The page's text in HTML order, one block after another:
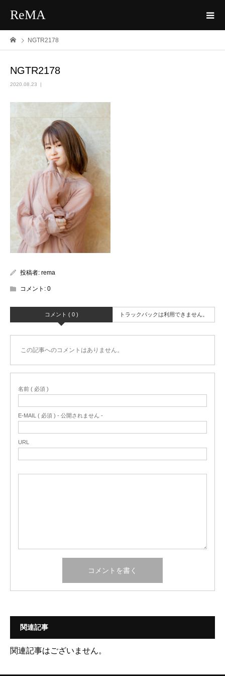
ReMA
NGTR2178
NGTR2178
2020.08.23
投稿者: rema
コメント: 0
コメント ( 0 ) トラックバックは利用できません。
この記事へのコメントはありません。
名前 ( 必須 )
E-MAIL ( 必須 ) - 公開されません -
URL
関連記事
関連記事はございません。